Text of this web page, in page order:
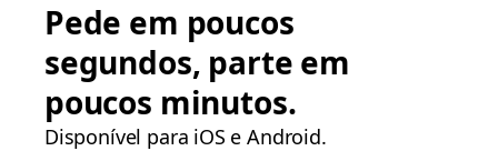
Pede em poucos
segundos, parte em
poucos minutos.
Disponível para iOS e Android.